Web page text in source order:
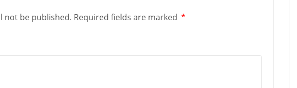
not be published. Required fields are marked *